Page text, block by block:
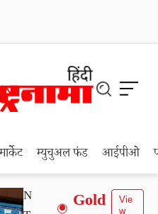
म्युचुअल फंड आईपीओ
N
Gold
Vie
w